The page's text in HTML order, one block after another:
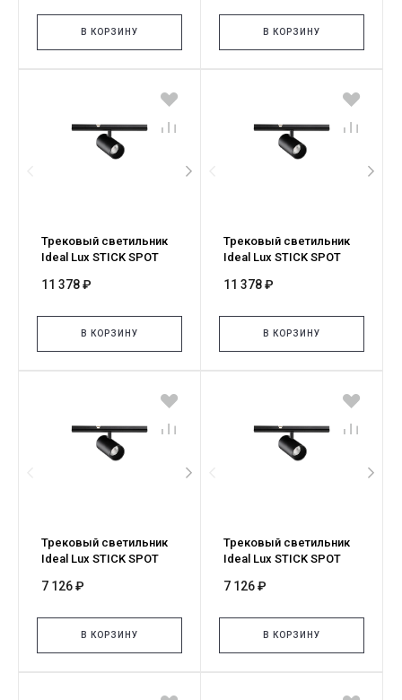
В КОРЗИНУ В КОРЗИНУ
Трековый светильник
Ideal Lux STICK SPOT
343501
11 378 ₽
В КОРЗИНУ
Трековый светильник
Ideal Lux STICK SPOT
345062
11 378 ₽
В КОРЗИНУ
Трековый светильник
Ideal Lux STICK SPOT
329529
7 126 ₽
В КОРЗИНУ
Трековый светильник
Ideal Lux STICK SPOT
345055
7 126 ₽
В КОРЗИНУ